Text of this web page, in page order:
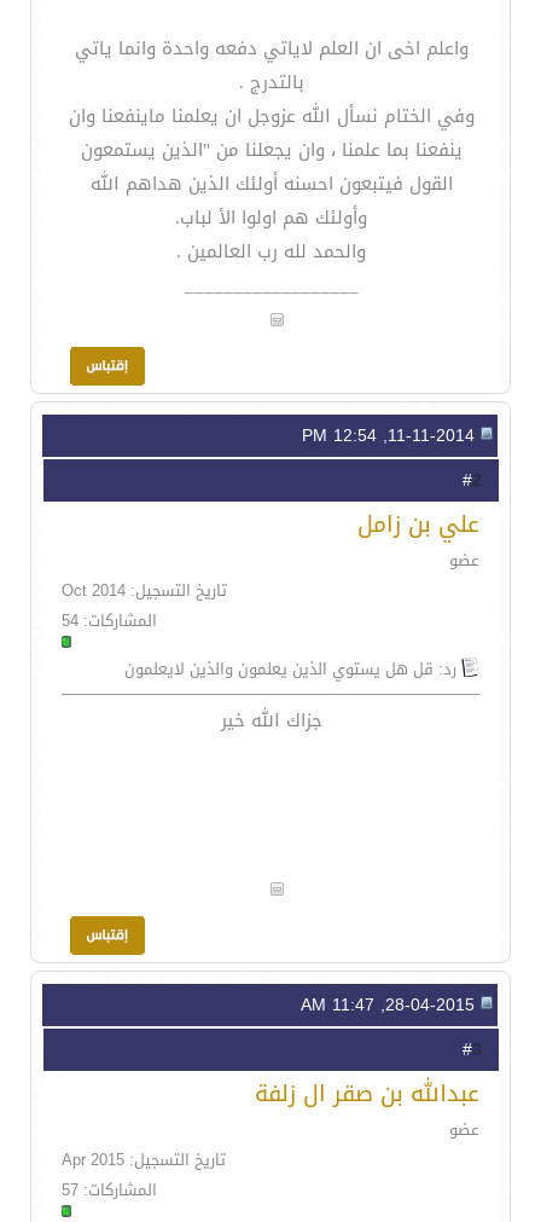
واعلم اخى ان العلم لاياتي دفعه واحدة وانما ياتي
بالتدرج .
وفي الختام نسأل الله عزوجل ان يعلمنا ماينفعنا وان
ينفعنا بما علمنا ، وان يجعلنا من "الذين يستمعون
القول فيتبعون احسنه أولئك الذين هداهم الله
وأولئك هم اولوا الأ لباب.
والحمد لله رب العالمين .
__________________
2
علي بن زامل
عضو
تاريخ التسجيل: Oct 2014
المشاركات: 54
رد: قل هل يستوي الذين يعلمون والذين لايعلمون
جزاك الله خير
3
عبدالله بن صقر ال زلفة
عضو
تاريخ التسجيل: Apr 2015
المشاركات: 57